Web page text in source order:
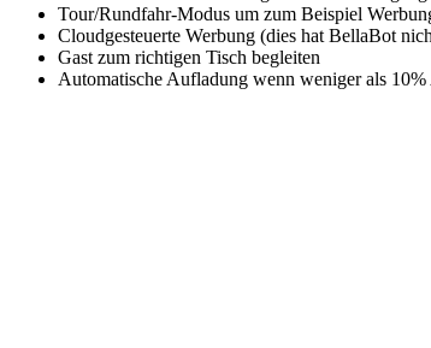
Tour/Rundfahr-Modus um zum Beispiel
Cloudgesteuerte Werbung (dies hat BellaBot
Gast zum richtigen Tisch begleiten
Automatische Aufladung wenn weniger als